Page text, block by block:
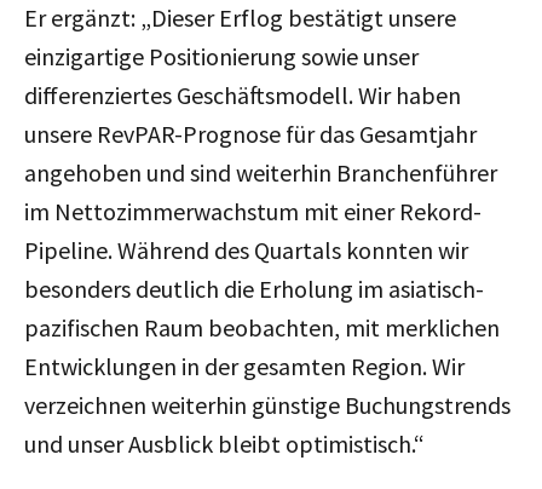
Er ergänzt: „Dieser Erflog bestätigt unsere
einzigartige Positionierung sowie unser
differenziertes Geschäftsmodell. Wir haben
unsere RevPAR-Prognose für das Gesamtjahr
angehoben und sind weiterhin Branchenführer
im Nettozimmerwachstum mit einer Rekord-
Pipeline. Während des Quartals konnten wir
besonders deutlich die Erholung im asiatisch-
pazifischen Raum beobachten, mit merklichen
Entwicklungen in der gesamten Region. Wir
verzeichnen weiterhin günstige Buchungstrends
und unser Ausblick bleibt optimistisch.“